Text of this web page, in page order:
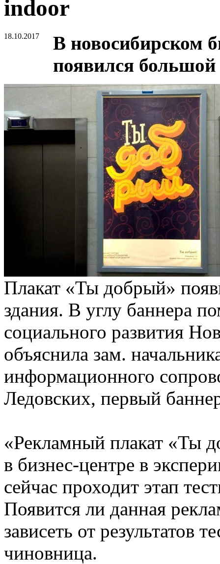
indoor
18.10.2017
В новосибирском
появился
Плакат «Ты добрый»
здания. В углу баннера
социального развития
объяснила зам.
информационного
Ледовских, первый
«Рекламный плакат «Ты
в бизнес-центре в
сейчас проходит этап
Появится ли данная
зависеть от результатов
чиновница.